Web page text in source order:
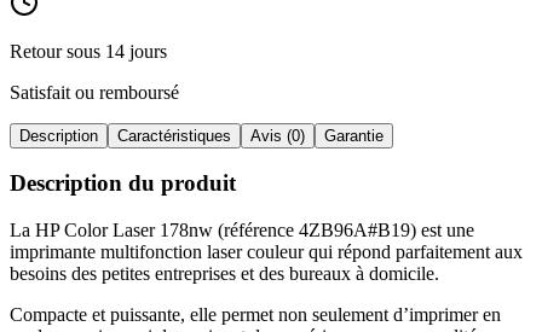
Retour sous 14 jours
Satisfait ou remboursé
Description Caractéristiques Avis (0) Garantie
Description du produit
La HP Color Laser 178nw (référence 4ZB96A#B19) est une
imprimante multifonction laser couleur qui répond parfaitement aux
besoins des petites entreprises et des bureaux à domicile.
Compacte et puissante, elle permet non seulement d’imprimer en